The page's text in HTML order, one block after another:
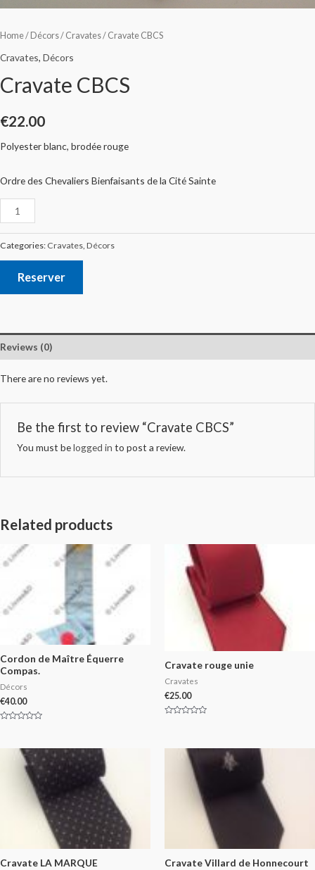
Home/ Décors/ Cravates/ Cravate CBCS
Cravates, Décors
Cravate CBCS
€22.00
Polyester blanc, brodée rouge
Ordre des Chevaliers Bienfaisants de la Cité Sainte
Categories: Cravates, Décors
Reserver
Reviews (0)
There are no reviews yet.
Be the first to review “Cravate CBCS”
You must belogged in to post a review.
Related products
Cordon de Maître Équerre
Compas.
Décors
€40.00
Cravate rouge unie
Cravates
€25.00
Cravate LA MARQUE Cravate Villard de Honnecourt